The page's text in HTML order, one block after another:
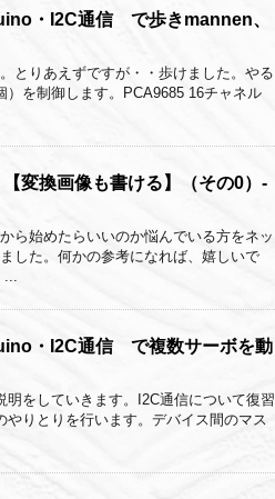
・I2C通信 で歩きmannen、
とりあえずですが・・歩けました。やる
を制御します。PCA9685 16チャネル
変換画像も書ける】（その0）-
ら始めたらいいのか悩んでいる方をネッ
した。何かの参考になれば、嬉しいで
...
・I2C通信 で複数サーボを動
をしていきます。I2C通信について復習
りとりを行います。デバイス間のマス